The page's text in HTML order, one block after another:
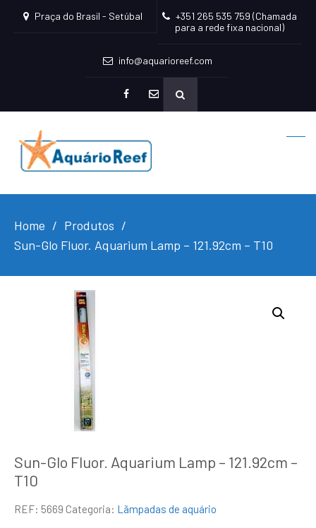
Praça do Brasil - Setúbal
+351 265 535 759 (Chamada
para a rede fixa nacional)
info@aquarioreef.com
mailto
Home
Produtos
Sun-Glo Fluor. Aquarium Lamp – 121.92cm – T10
Sun-Glo Fluor. Aquarium Lamp – 121.92cm –
T10
REF: 5669 Categoria: Lãmpadas de aquário